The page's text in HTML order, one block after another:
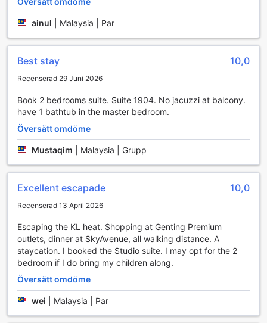
titta in på det här lägenhetshotellets träningsanläggning.
Testa dina färdigheter! Tävla med ditt resesällskap eller
här lägenhetshotellet.
ainul Malaysia | Par
Best stay 10,0
Recenserad 29 Juni 2026
Book 2 bedrooms suite. Suite 1904. No jacuzzi at balcony.
have 1 bathtub in the master bedroom.
Översätt omdöme
Mustaqim Malaysia | Grupp
Excellent escapade 10,0
Recenserad 13 April 2026
Escaping the KL heat. Shopping at Genting Premium
outlets, dinner at SkyAvenue, all walking distance. A
staycation. I booked the Studio suite. I may opt for the 2
bedroom if I do bring my children along.
Översätt omdöme
wei Malaysia | Par